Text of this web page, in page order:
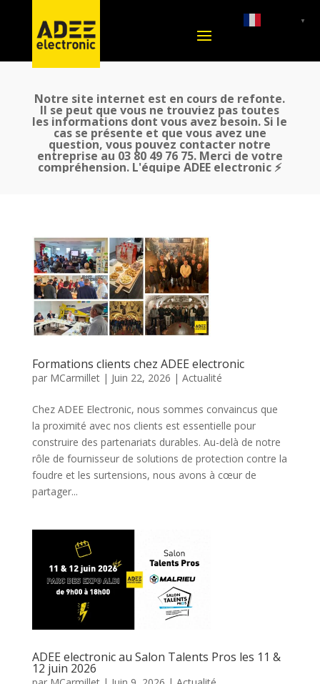
Notre site internet est en cours de refonte.
Il se peut que vous ne trouviez pas toutes
les informations dont vous avez besoin. Si le
cas se présente et que vous avez une
question, vous pouvez contacter notre
entreprise au 03 80 49 76 75. Merci de votre
compréhension. L'équipe ADEE electronic ⚡
Formations clients chez ADEE electronic
par MCarmillet| Juin 22, 2026 | Actualité
Chez ADEE Electronic, nous sommes convaincus que
la proximité avec nos clients est essentielle pour
construire des partenariats durables. Au-delà de notre
rôle de fournisseur de solutions de protection contre la
foudre et les surtensions, nous avons à cœur de
partager...
ADEE electronic au Salon Talents Pros les 11 &
12 juin 2026
▼